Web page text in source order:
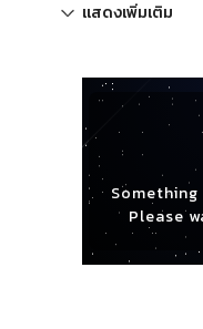
แสดงเพิ่มเติม
Please